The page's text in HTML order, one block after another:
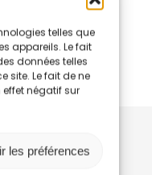
telles que
appareils. Le fait
données telles
site. Le fait de ne
négatif sur
les préférences